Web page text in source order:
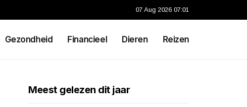
07 Aug 2026 07:01
Gezondheid Financieel Dieren Reizen
Meest gelezen dit jaar